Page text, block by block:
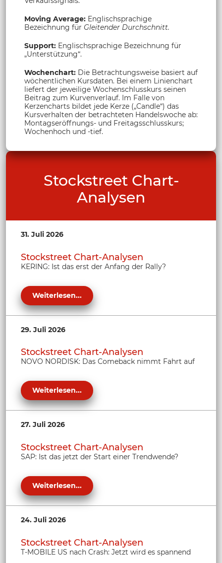
Moving Average: Englischsprachige
Bezeichnung für Gleitender Durchschnitt.
Support: Englischsprachige Bezeichnung für
„Unterstützung“.
Wochenchart: Die Betrachtungsweise basiert auf
wöchentlichen Kursdaten. Bei einem Linienchart
liefert der jeweilige Wochenschlusskurs seinen
Beitrag zum Kurvenverlauf. Im Falle von
Kerzencharts bildet jede Kerze („Candle“) das
Kursverhalten der betrachteten Handelswoche ab:
Montagseröffnungs- und Freitagsschlusskurs;
Wochenhoch und -tief.
Stockstreet Chart-
Analysen
31. Juli 2026
Stockstreet Chart-Analysen
KERING: Ist das erst der Anfang der Rally?
Weiterlesen...
29. Juli 2026
Stockstreet Chart-Analysen
NOVO NORDISK: Das Comeback nimmt Fahrt auf
Weiterlesen...
27. Juli 2026
Stockstreet Chart-Analysen
SAP: Ist das jetzt der Start einer Trendwende?
Weiterlesen...
24. Juli 2026
Stockstreet Chart-Analysen
T-MOBILE US nach Crash: Jetzt wird es spannend